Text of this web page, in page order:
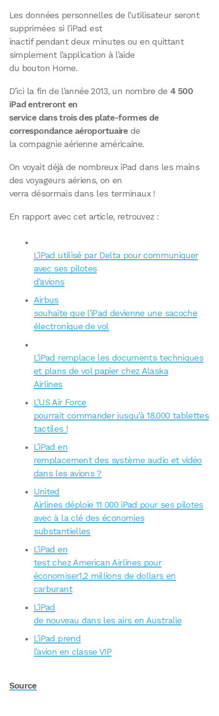
Les données personnelles de l’utilisateur seront
supprimées si l’iPad est
inactif pendant deux minutes ou en quittant
simplement l’application à l’aide
du bouton Home.
D’ici la fin de l’année 2013, un nombre de 4 500
iPad entreront en
service dans trois des plate-formes de
correspondance aéroportuairede
la compagnie aérienne américaine.
On voyait déjà de nombreux iPad dans les mains
des voyageurs aériens, on en
verra désormais dans les terminaux !
En rapport avec cet article, retrouvez :
L’iPad utilisé par Delta pour communiquer
avec ses pilotes
d’avions
Airbus
souhaite que l’iPad devienne une sacoche
électronique de vol
L’iPad remplace les documents techniques
et plans de vol papier chez Alaska
Airlines
L’US Air Force
pourrait commander jusqu’à 18.000 tablettes
tactiles !
L’iPad en
remplacement des système audio et vidéo
dans les avions ?
United
Airlines déploie 11 000 iPad pour ses pilotes
avec à la clé des économies
substantielles
L’iPad en
test chez American Airlines pour
économiser1,2 millions de dollars en
carburant
L’iPad
de nouveau dans les airs en Australie
L’iPad prend
l’avion en classe VIP
Source